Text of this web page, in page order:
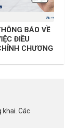
BÁO VỀ
ĐIỀU
CHƯƠNG
Các